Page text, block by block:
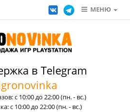
МЕНЮ
в Telegram
с 10:00 до 22:00 (пн. - вс.)
с 10:00 до 22:00 (пн. - вс.)